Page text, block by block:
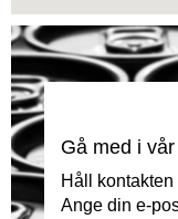
Gå med i
Håll
Ange din e-